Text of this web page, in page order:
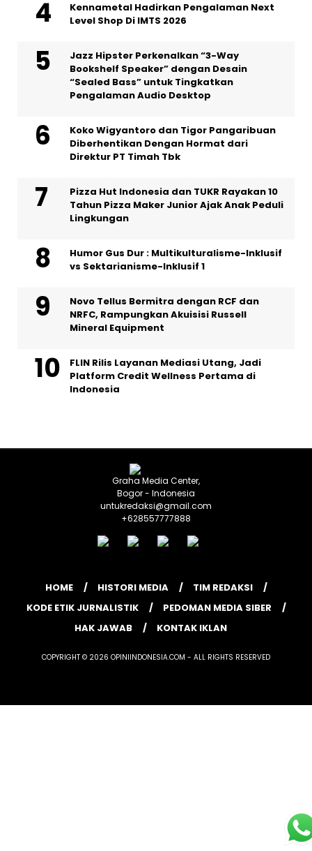
Kennametal Hadirkan Pengalaman Next
Level Shop Di IMTS 2026
Jazz Hipster Perkenalkan “3-Way
Bookshelf Speaker” dengan Desain
“Sealed Bass” untuk Tingkatkan
Pengalaman Audio Desktop
Koko Wigyantoro dan Tigor Pangaribuan
Diberhentikan Dengan Hormat dari
Direktur PT Timah Tbk
Pizza Hut Indonesia dan TUKR Rayakan 10
Tahun Pizza Maker Junior Ajak Anak Peduli
Lingkungan
Humor Gus Dur : Multikulturalisme-Inklusif
vs Sektarianisme-Inklusif 1
Novo Tellus Bermitra dengan RCF dan
NRFC, Rampungkan Akuisisi Russell
Mineral Equipment
FLIN Rilis Layanan Mediasi Utang, Jadi
Platform Credit Wellness Pertama di
Indonesia
Graha Media Center,
Bogor - Indonesia
untukredaksi@gmail.com
+628557777888
HOME HISTORI MEDIA
TIM REDAKSI
KODE ETIK JURNALISTIK
PEDOMAN MEDIA SIBER
HAK JAWAB
KONTAK IKLAN
COPYRIGHT © 2026 OPINIINDONESIA.COM - ALL RIGHTS RESERVED